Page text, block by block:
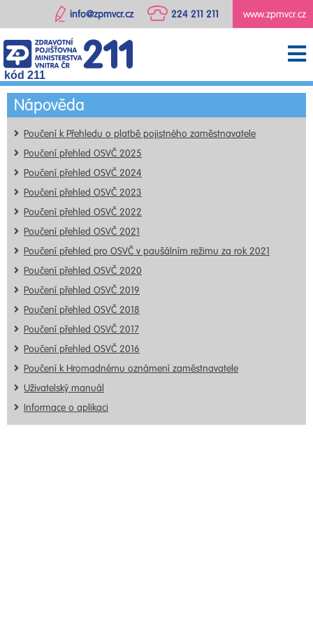
www.zpmvcr.cz
224 211 211
info@zpmvcr.cz
kód 211
Nápověda
Poučení k Přehledu o platbě pojistného zaměstnavatele
Poučení přehled OSVČ 2025
Poučení přehled OSVČ 2024
Poučení přehled OSVČ 2023
Poučení přehled OSVČ 2022
Poučení přehled OSVČ 2021
Poučení přehled pro OSVČ v paušálním režimu za rok 2021
Poučení přehled OSVČ 2020
Poučení přehled OSVČ 2019
Poučení přehled OSVČ 2018
Poučení přehled OSVČ 2017
Poučení přehled OSVČ 2016
Poučení k Hromadnému oznámení zaměstnavatele
Uživatelský manuál
Informace o aplikaci